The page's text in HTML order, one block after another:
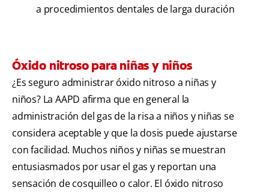
a procedimientos dentales de larga duración
Óxido nitroso para niñas y niños
¿Es seguro administrar óxido nitroso a niñas y
niños? La AAPD afirma que en general la
administración del gas de la risa a niños y niñas se
considera aceptable y que la dosis puede ajustarse
con facilidad. Muchos niños y niñas se muestran
entusiasmados por usar el gas y reportan una
sensación de cosquilleo o calor. El óxido nitroso